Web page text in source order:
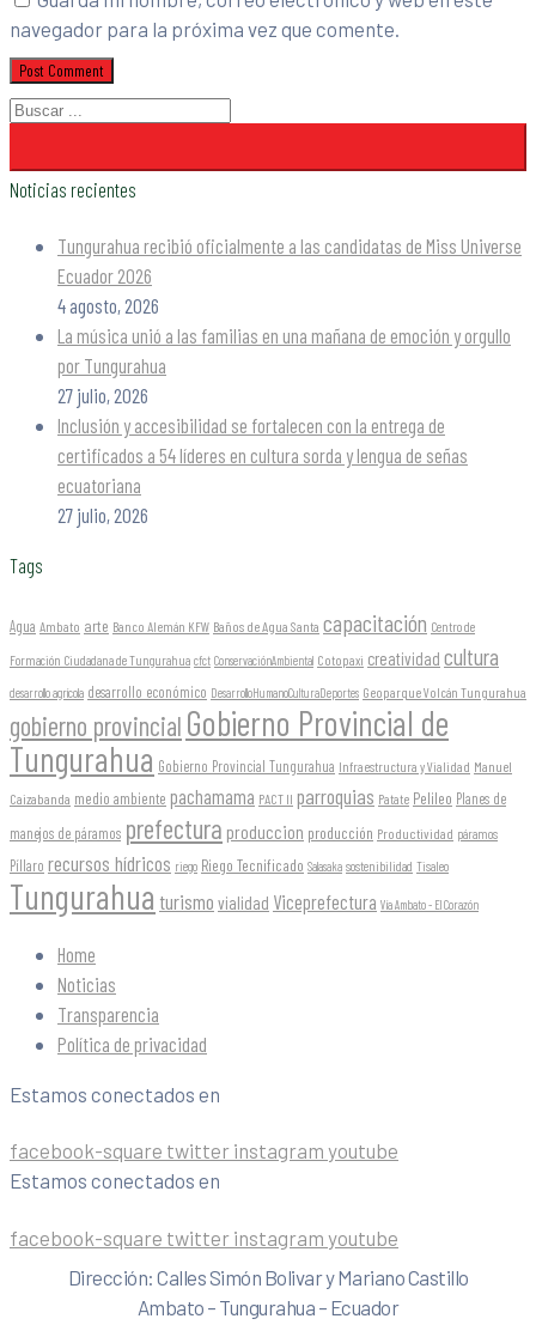
navegador para la próxima vez que comente.
Noticias recientes
Tungurahua recibió oficialmente a las candidatas de Miss Universe
Ecuador 2026
4 agosto, 2026
La música unió a las familias en una mañana de emoción y orgullo
por Tungurahua
27 julio, 2026
Inclusión y accesibilidad se fortalecen con la entrega de
certificados a 54 líderes en cultura sorda y lengua de señas
ecuatoriana
27 julio, 2026
Tags
Agua Ambato arte Banco Alemán KFW Baños de Agua Santa capacitación Centro de
Formación Ciudadana de Tungurahua cfct ConservaciónAmbiental Cotopaxi creatividad cultura
desarrollo agrícola desarrollo económico DesarrolloHumanoCulturaDeportes Geoparque Volcán Tungurahua
gobierno provincial Gobierno Provincial de
Tungurahua Gobierno Provincial Tungurahua Infraestructura y Vialidad Manuel
Caizabanda medio ambiente pachamama PACT II parroquias Patate Pelileo Planes de
manejos de páramos prefectura produccion producción Productividad páramos
Píllaro recursos hídricos riego Riego Tecnificado Salasaka sostenibilidad Tisaleo
Tungurahua turismo vialidad Viceprefectura Vía Ambato - El Corazón
Home
Noticias
Transparencia
Política de privacidad
Estamos conectados en
facebook-square twitter instagram youtube
Estamos conectados en
facebook-square twitter instagram youtube
Dirección: Calles Simón Bolivar y Mariano Castillo
Ambato – Tungurahua – Ecuador